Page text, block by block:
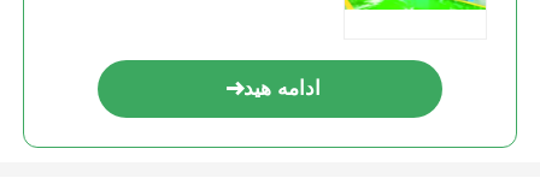
ادامه هید